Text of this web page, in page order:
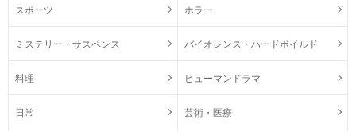
スポーツ ホラー
ミステリー・サスペンス バイオレンス・ハードボイルド
料理 ヒューマンドラマ
日常 芸術・医療